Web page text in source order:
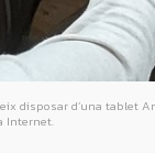
disposar d’una tablet
Internet.